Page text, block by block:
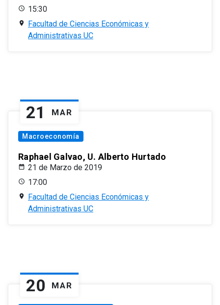
15:30
Facultad de Ciencias Económicas y
Administrativas UC
21 MAR
Macroeconomía
Raphael Galvao, U. Alberto Hurtado
21 de Marzo de 2019
17:00
Facultad de Ciencias Económicas y
Administrativas UC
20 MAR